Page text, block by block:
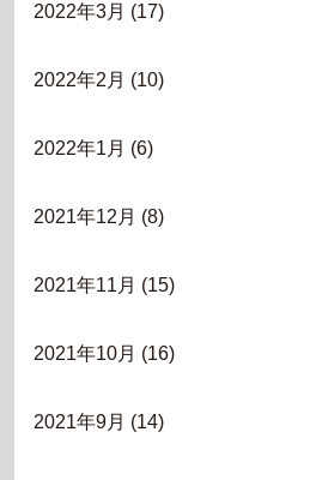
2022年3月 (17)
2022年2月 (10)
2022年1月 (6)
2021年12月 (8)
2021年11月 (15)
2021年10月 (16)
2021年9月 (14)